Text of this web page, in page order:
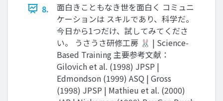
8.
面白きこともなき世を面白く コミュニ
ケーションは スキルであり、科学だ。
今日から1つだけ、試してみてくださ
い。 うさうさ研修工房 🐰 | Science-
Based Training 主要参考文献：
Gilovich et al. (1998) JPSP |
Edmondson (1999) ASQ | Gross
(1998) JPSP | Mathieu et al. (2000)